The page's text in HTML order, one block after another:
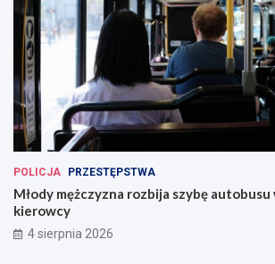
POLICJA PRZESTĘPSTWA
Młody mężczyzna rozbija szybę
kierowcy
4 sierpnia 2026